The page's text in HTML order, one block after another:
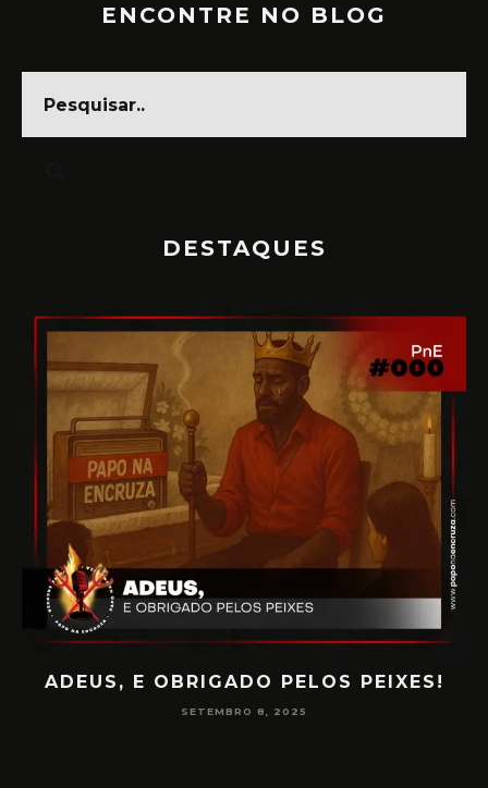
ENCONTRE NO BLOG
DESTAQUES
ADEUS, E OBRIGADO PELOS PEIXES!
SETEMBRO 8, 2025